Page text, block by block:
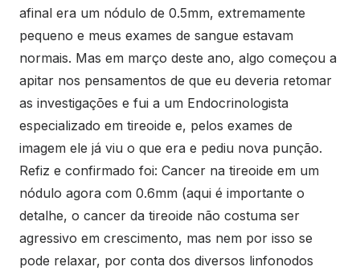
afinal era um nódulo de 0.5mm, extremamente
pequeno e meus exames de sangue estavam
normais. Mas em março deste ano, algo começou a
apitar nos pensamentos de que eu deveria retomar
as investigações e fui a um Endocrinologista
especializado em tireoide e, pelos exames de
imagem ele já viu o que era e pediu nova punção.
Refiz e confirmado foi: Cancer na tireoide em um
nódulo agora com 0.6mm (aqui é importante o
detalhe, o cancer da tireoide não costuma ser
agressivo em crescimento, mas nem por isso se
pode relaxar, por conta dos diversos linfonodos